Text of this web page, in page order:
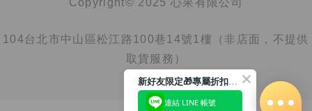
Copyright© 2025 心果有限公司
104台北市中山區松江路100巷14號1樓（非店面，不提供
取貨服務）
新好友限定🎁專屬折扣馬上領
連結 LINE 帳號